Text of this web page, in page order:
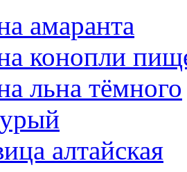
амаранта
конопли
льна тёмного
алтайская